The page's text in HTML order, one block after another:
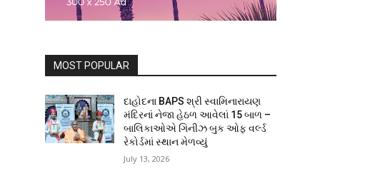
MOST POPULAR
દાહોદના BAPS શ્રી સ્વામિનારાયણ
મંદિરનાં નેજા હેઠળ આવેલાં 15 બાળ –
બાલિકાઓએ ગિનીઝ બુક ઓફ વર્લ્ડ
રેકોર્ડમાં સ્થાન મેળવ્યું
July 13, 2026